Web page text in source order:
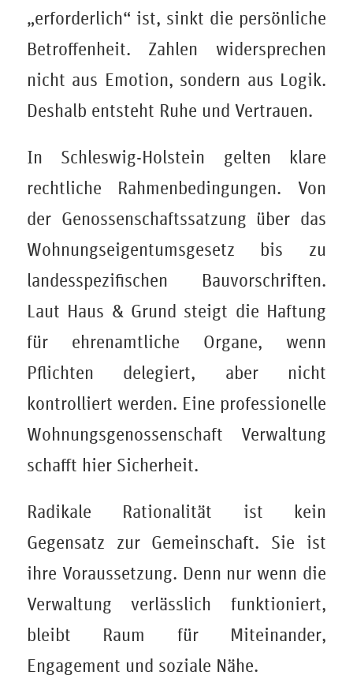
„erforderlich“ ist, sinkt die persönliche
Betroffenheit. Zahlen widersprechen
nicht aus Emotion, sondern aus Logik.
Deshalb entsteht Ruhe und Vertrauen.
In Schleswig-Holstein gelten klare
rechtliche Rahmenbedingungen. Von
der Genossenschaftssatzung über das
Wohnungseigentumsgesetz bis zu
landesspezifischen Bauvorschriften.
Laut Haus & Grund steigt die Haftung
für ehrenamtliche Organe, wenn
Pflichten delegiert, aber nicht
kontrolliert werden. Eine professionelle
Wohnungsgenossenschaft Verwaltung
schafft hier Sicherheit.
Radikale Rationalität ist kein
Gegensatz zur Gemeinschaft. Sie ist
ihre Voraussetzung. Denn nur wenn die
Verwaltung verlässlich funktioniert,
bleibt Raum für Miteinander,
Engagement und soziale Nähe.